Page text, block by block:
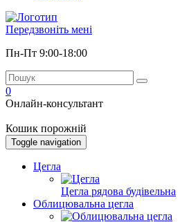
Передзвоніть мені
Пн-Пт 9:00-18:00
0
Онлайн-консультант
Кошик порожній
Toggle navigation
Цегла
Цегла рядова будівельна
Облицювальна цегла